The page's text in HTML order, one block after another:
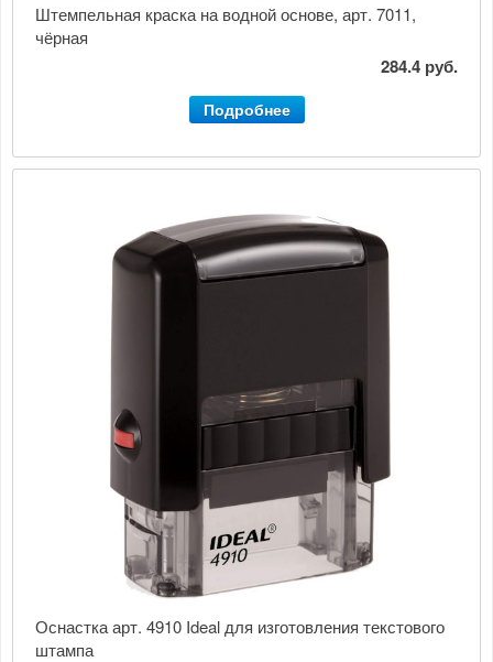
Штемпельная краска на водной основе, арт. 7011,
чёрная
284.4 руб.
Подробнее
Оснастка арт. 4910 Ideal для изготовления текстового
штампа